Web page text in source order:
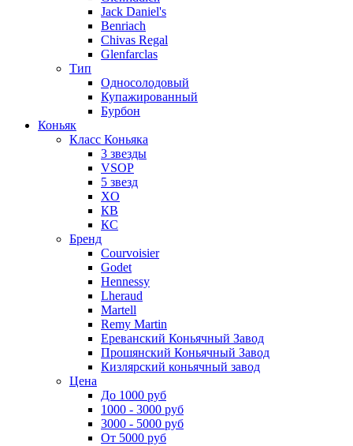
Jack Daniel's
Benriach
Chivas Regal
Glenfarclas
Тип
Односолодовый
Купажированный
Бурбон
Коньяк
Класс Коньяка
3 звезды
VSOP
5 звезд
XO
КВ
КС
Бренд
Courvoisier
Godet
Hennessy
Lheraud
Martell
Remy Martin
Ереванский Коньячный Завод
Прошянский Коньячный Завод
Кизлярский коньячный завод
Цена
До 1000 руб
1000 - 3000 руб
3000 - 5000 руб
От 5000 руб